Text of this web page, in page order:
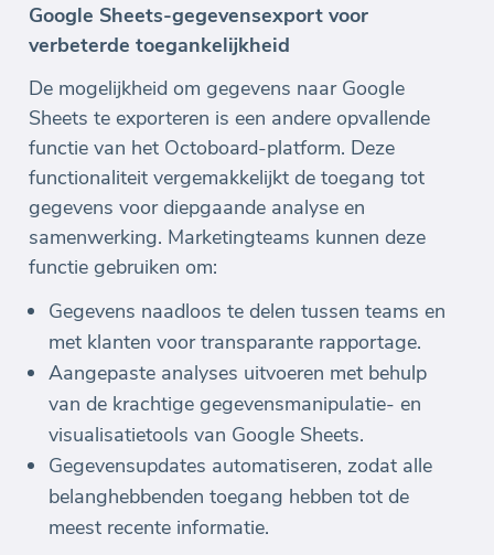
Google Sheets-gegevensexport voor
verbeterde toegankelijkheid
De mogelijkheid om gegevens naar Google
Sheets te exporteren is een andere opvallende
functie van het Octoboard-platform. Deze
functionaliteit vergemakkelijkt de toegang tot
gegevens voor diepgaande analyse en
samenwerking. Marketingteams kunnen deze
functie gebruiken om:
Gegevens naadloos te delen tussen teams en
met klanten voor transparante rapportage.
Aangepaste analyses uitvoeren met behulp
van de krachtige gegevensmanipulatie- en
visualisatietools van Google Sheets.
Gegevensupdates automatiseren, zodat alle
belanghebbenden toegang hebben tot de
meest recente informatie.